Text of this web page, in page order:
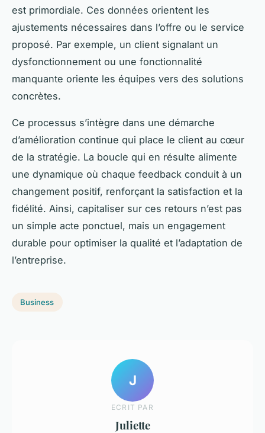
est primordiale. Ces données orientent les
ajustements nécessaires dans l’offre ou le service
proposé. Par exemple, un client signalant un
dysfonctionnement ou une fonctionnalité
manquante oriente les équipes vers des solutions
concrètes.
Ce processus s’intègre dans une démarche
d’amélioration continue qui place le client au cœur
de la stratégie. La boucle qui en résulte alimente
une dynamique où chaque feedback conduit à un
changement positif, renforçant la satisfaction et la
fidélité. Ainsi, capitaliser sur ces retours n’est pas
un simple acte ponctuel, mais un engagement
durable pour optimiser la qualité et l’adaptation de
l’entreprise.
Business
J
ECRIT PAR
Juliette